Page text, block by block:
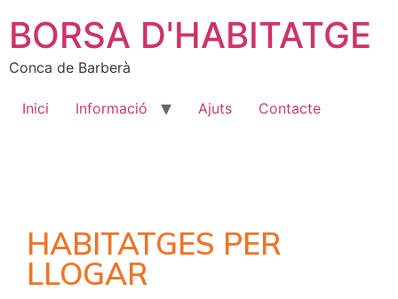
BORSA D'HABITATGE
Conca de Barberà
Inici Informació Ajuts Contacte
HABITATGES PER
LLOGAR